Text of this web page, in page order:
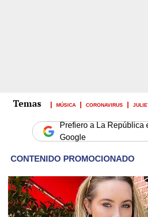
MÚSICA CORONAVIRUS
Prefiero a La República
Google